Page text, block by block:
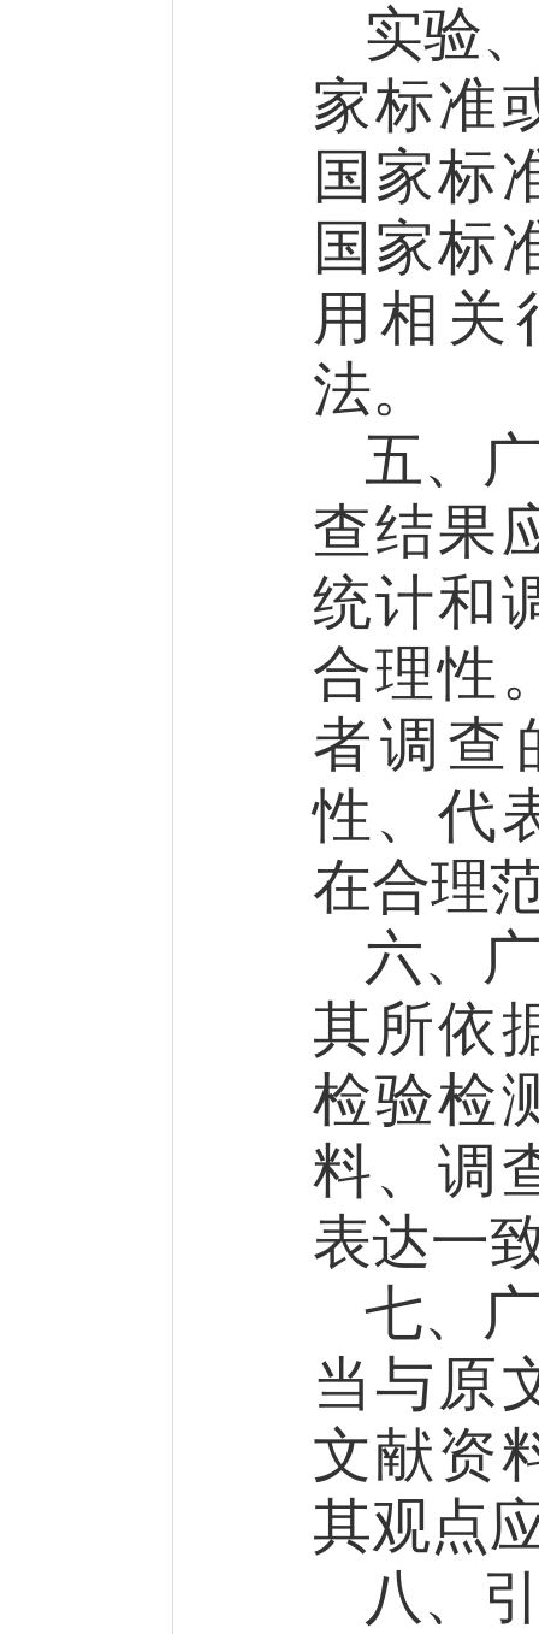
实验
家标准
国家标
国家标
用相关
法。
五、
查结果
统计和
合理性
者调查
性、代
在合理
六、
其所依
检验检
料、调
表达一
七、
当与原
文献资
其观点
八、